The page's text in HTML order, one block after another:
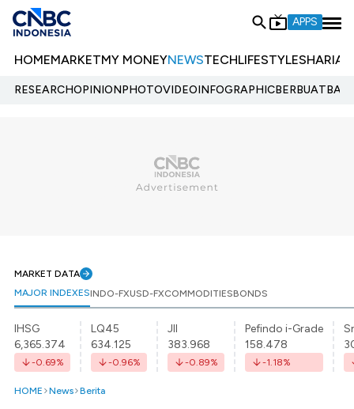
APPS
HOMEMARKETMY MONEYNEWSTECHLIFESTYLESHARIA
RESEARCHOPINIONPHOTOVIDEOINFOGRAPHIC
MARKET DATA
MAJOR INDEXESINDO-FXUSD-FXCOMMODITIESBONDS
IHSG
6,365.374
-0.69%
LQ45
634.125
-0.96%
JII
383.968
-0.89%
Pefindo i-Grade
158.478
-1.18%
HOME News Berita